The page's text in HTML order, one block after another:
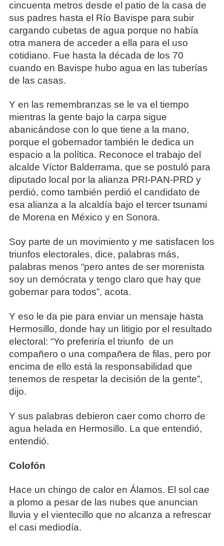
cincuenta metros desde el patio de la casa de
sus padres hasta el Río Bavispe para subir
cargando cubetas de agua porque no había
otra manera de acceder a ella para el uso
cotidiano. Fue hasta la década de los 70
cuando en Bavispe hubo agua en las tuberías
de las casas.
Y en las remembranzas se le va el tiempo
mientras la gente bajo la carpa sigue
abanicándose con lo que tiene a la mano,
porque el gobernador también le dedica un
espacio a la política. Reconoce el trabajo del
alcalde Víctor Balderrama, que se postuló para
diputado local por la alianza PRI-PAN-PRD y
perdió, como también perdió el candidato de
esa alianza a la alcaldía bajo el tercer tsunami
de Morena en México y en Sonora.
Soy parte de un movimiento y me satisfacen los
triunfos electorales, dice, palabras más,
palabras menos “pero antes de ser morenista
soy un demócrata y tengo claro que hay que
gobernar para todos”, acota.
Y eso le da pie para enviar un mensaje hasta
Hermosillo, donde hay un litigio por el resultado
electoral: “Yo preferiría el triunfo de un
compañero o una compañera de filas, pero por
encima de ello está la responsabilidad que
tenemos de respetar la decisión de la gente”,
dijo.
Y sus palabras debieron caer como chorro de
agua helada en Hermosillo. La que entendió,
entendió.
Colofón
Hace un chingo de calor en Álamos. El sol cae
a plomo a pesar de las nubes que anuncian
lluvia y el vientecillo que no alcanza a refrescar
el casi mediodía.